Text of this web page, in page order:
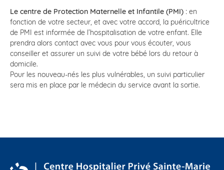
Le centre de Protection Maternelle et Infantile (PMI) : en
fonction de votre secteur, et avec votre accord, la puéricultrice
de PMI est informée de l’hospitalisation de votre enfant. Elle
prendra alors contact avec vous pour vous écouter, vous
conseiller et assurer un suivi de votre bébé lors du retour à
domicile.
Pour les nouveau-nés les plus vulnérables, un suivi particulier
sera mis en place par le médecin du service avant la sortie.